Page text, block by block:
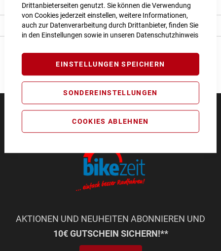
Drittanbieterseiten genutzt. Sie können die Verwendung
von Cookies jederzeit einstellen, weitere Informationen,
auch zur Datenverarbeitung durch Drittanbieter, finden Sie
in den Einstellungen sowie in unseren Datenschutzhinweis
EINSTELLUNGEN SPEICHERN
SONDEREINSTELLUNGEN
COOKIES ABLEHNEN
Bewertungen
Angaben zur Produktsicherheit
AKTIONEN UND NEUHEITEN ABONNIEREN UND
10€ GUTSCHEIN SICHERN!**